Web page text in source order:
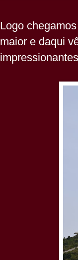
Logo
maior e daqui